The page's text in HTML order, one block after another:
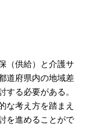
（供給）と介護サ
道府県内の地域差
する必要がある。
な考え方を踏まえ
を進めることがで